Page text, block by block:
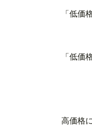
「低価
「低価
高価格